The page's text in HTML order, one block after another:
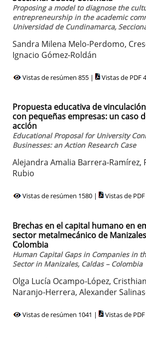
Proposing a model to diagnose the
entrepreneurship in the academic
Universidad de Cundinamarca,
Sandra Milena Melo-Perdomo,
Ignacio Gómez-Roldán
Vistas de resúmen 855 | Vistas de PDF
Propuesta educativa de
con pequeñas empresas: un caso
acción
Educational Proposal for University
Businesses: an Action Research Case
Alejandra Amalia Barrera-Ramírez,
Rubio
Vistas de resúmen 1580 | Vistas de
Brechas en el capital humano en
sector metalmecánico de
Colombia
Human Capital Gaps in Companies in
Sector in Manizales, Caldas – Colombia
Olga Lucía Ocampo-López,
Naranjo-Herrera, Alexander
Vistas de resúmen 1041 | Vistas de